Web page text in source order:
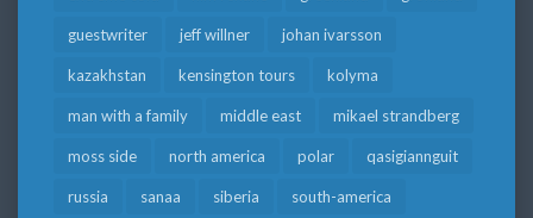
guestwriter jeff willner johan ivarsson
kazakhstan kensington tours kolyma
man with a family middle east mikael strandberg
moss side north america polar qasigiannguit
russia sanaa siberia south-america